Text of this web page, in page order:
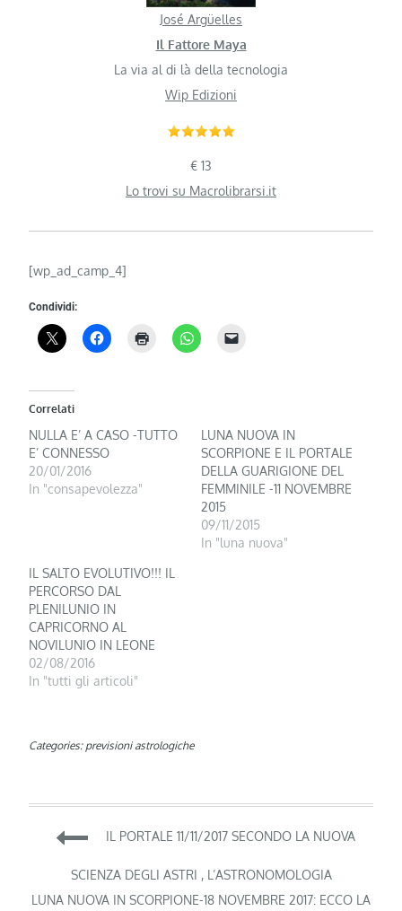
José Argüelles
Il Fattore Maya
La via al di là della tecnologia
Wip Edizioni
€ 13
Lo trovi su Macrolibrarsi.it
[wp_ad_camp_4]
Condividi:
Correlati
NULLA E’ A CASO -TUTTO
E’ CONNESSO
20/01/2016
In "consapevolezza"
LUNA NUOVA IN
SCORPIONE E IL PORTALE
DELLA GUARIGIONE DEL
FEMMINILE -11 NOVEMBRE
2015
09/11/2015
In "luna nuova"
IL SALTO EVOLUTIVO!!! IL
PERCORSO DAL
PLENILUNIO IN
CAPRICORNO AL
NOVILUNIO IN LEONE
02/08/2016
In "tutti gli articoli"
Categories: previsioni astrologiche
Navigazione
articoli
IL PORTALE 11/11/2017 SECONDO LA NUOVA
SCIENZA DEGLI ASTRI , L’ASTRONOMOLOGIA
LUNA NUOVA IN SCORPIONE-18 NOVEMBRE 2017: ECCO LA